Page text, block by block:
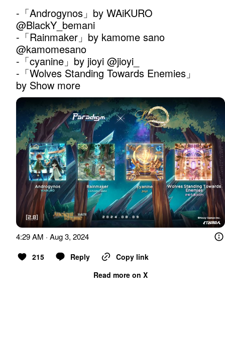
@BlackY_bemani
@kamomesano
-「cyanine」by jioyi @jioyi_
-「Wolves Standing Towards Enemies」
by Show more
4:29 AM · Aug 3, 2024
215 Reply
Copy link
Read more on X